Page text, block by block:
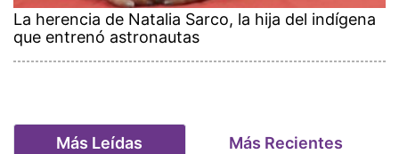
La herencia de Natalia Sarco, la hija del indígena
que entrenó astronautas
Más Leídas Más Recientes